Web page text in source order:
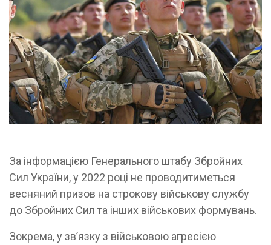
За інформацією Генерального штабу Збройних
Сил України, у 2022 році не проводитиметься
весняний призов на строкову військову службу
до Збройних Сил та інших військових формувань.
Зокрема, у зв’язку з військовою агресією